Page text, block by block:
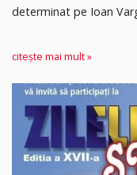
determinat pe Ioan
citește mai mult »